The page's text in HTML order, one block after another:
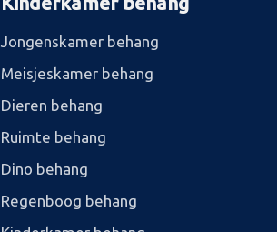
Jongenskamer behang
Meisjeskamer behang
Dieren behang
Ruimte behang
Dino behang
Regenboog behang